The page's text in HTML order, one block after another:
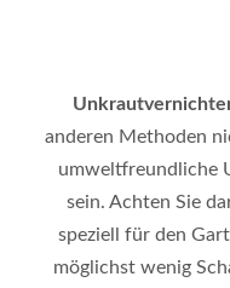
anderen Methoden
umweltfreundliche
sein. Achten Sie
speziell für den
möglichst wenig